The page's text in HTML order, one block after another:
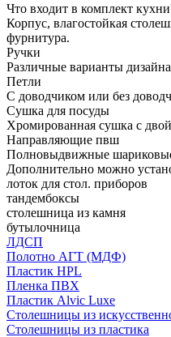
Что входит в комплект
Корпус, влагостойкая
фурнитура.
Ручки
Различные варианты
Петли
С доводчиком или без
Сушка для посуды
Хромированная сушка с
Направляющие пвш
Полновыдвижные
Дополнительно можно
лоток для стол. приборов
тандембоксы
столешница из камня
бутылочница
ЛДСП
Полотно АГТ (МДФ)
Пластик HPL
Пленка ПВХ
Пластик Alvic Luxe
Столешницы из
Столешницы из пластика